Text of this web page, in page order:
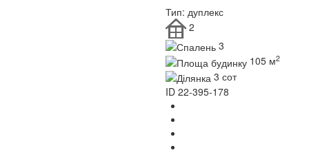
Тип: дуплекс
2
3
105 м2
3 сот
ID 22-395-178